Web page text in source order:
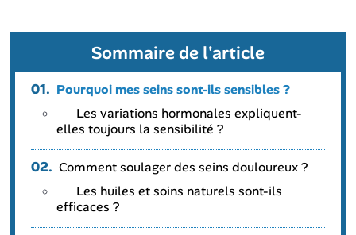
Sommaire de l'article
01. Pourquoi mes seins sont-ils sensibles ?
Les variations hormonales expliquent-
elles toujours la sensibilité ?
02. Comment soulager des seins douloureux ?
Les huiles et soins naturels sont-ils
efficaces ?